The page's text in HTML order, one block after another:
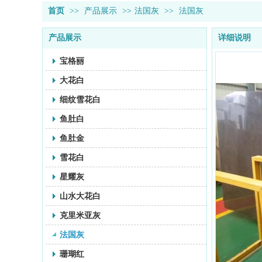
首页 >> 产品展示 >> 法国灰 >> 法国灰
产品展示
宝格丽
大花白
细纹雪花白
鱼肚白
鱼肚金
雪花白
星耀灰
山水大花白
克里米亚灰
法国灰
珊瑚红
详细说明